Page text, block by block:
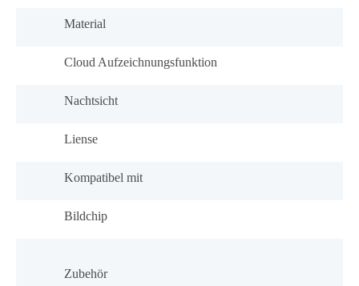
Material
Cloud Aufzeichnungsfunktion
Nachtsicht
Liense
Kompatibel mit
Bildchip
Zubehör